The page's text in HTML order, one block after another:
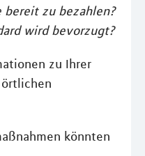
bereit zu bezahlen?
wird bevorzugt?
zu Ihrer
könnten